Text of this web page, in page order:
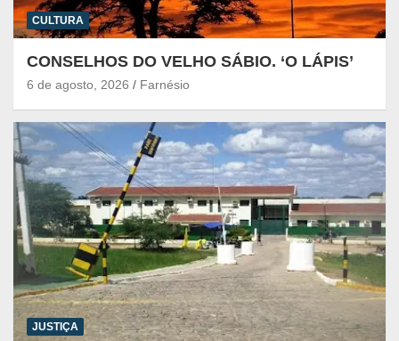
CULTURA
CONSELHOS DO VELHO SÁBIO. ‘O LÁPIS’
6 de agosto, 2026 Farnésio
JUSTIÇA